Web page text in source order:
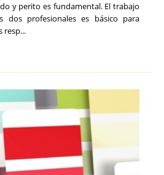
y perito es fundamental. El trabajo
dos profesionales es básico para
resp...